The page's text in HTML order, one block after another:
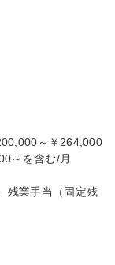
～￥264,000
～を含む/月
残業手当（固定残